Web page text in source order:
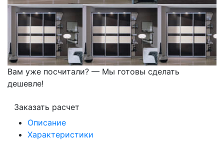
Вам уже посчитали? — Мы готовы сделать
дешевле!
Заказать расчет
Описание
Характеристики